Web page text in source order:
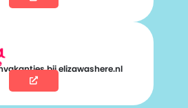
bij elizawashere.nl